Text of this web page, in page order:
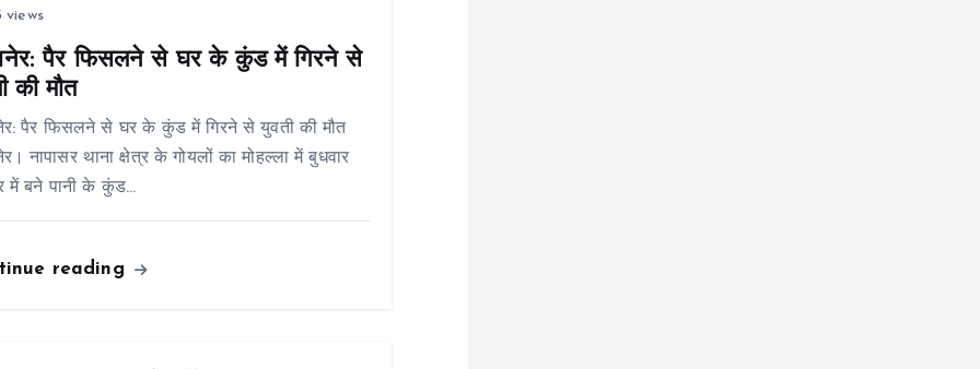
views
पैर फिसलने से घर के कुंड में गिरने से
की मौत
पैर फिसलने से घर के कुंड में गिरने से युवती की मौत
नापासर थाना क्षेत्र के गोयलों का मोहल्ला में बुधवार
में बने पानी के कुंड…
reading